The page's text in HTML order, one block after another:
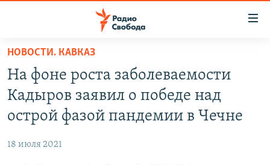
упрощенного
доступа
Вернуться
основному
Вернутся
ПРОГРАММЫ
ПОДКАСТЫ
АВТОРСКИЕ ПРОЕКТЫ
МНЕНИЯ
НОВОСТИ. КАВКАЗ
На фоне роста заболеваемости
Кадыров заявил о победе над
острой фазой пандемии в Чечне
18 июля 2021